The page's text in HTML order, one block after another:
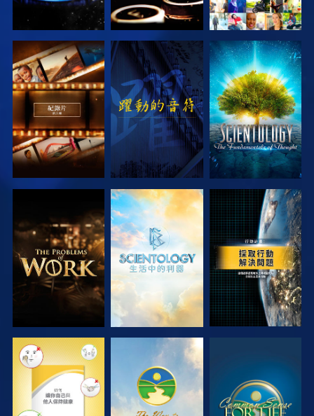
探索系列節目 觀看 探索系列節目
探索系列節目 探索系列節目 觀看
觀看 觀看 觀看